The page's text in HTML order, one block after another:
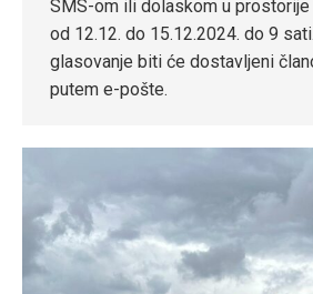
SMS-om ili dolaskom u prostorije
od 12.12. do 15.12.2024. do 9
glasovanje biti će dostavljeni
putem e-pošte.